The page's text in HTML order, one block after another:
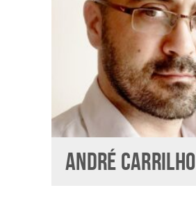
ANDRÉ CARRILHO